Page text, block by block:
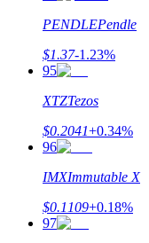
PENDLEPendle
$1.37-1.23%
95
XTZTezos
$0.2041+0.34%
96
IMXImmutable X
$0.1109+0.18%
97